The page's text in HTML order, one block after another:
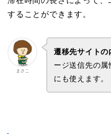
することができます。
まさこ
遷移先サイトの
ージ送信先の
にも使えます。